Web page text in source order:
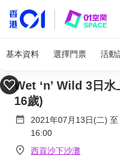
基本資料 選擇門票 活動
此活動已滿額， 按此尋
Wet ‘n’ Wild 3日
16歲)
2021年07月13日(二) 至
16:00
西貢沙下沙灘